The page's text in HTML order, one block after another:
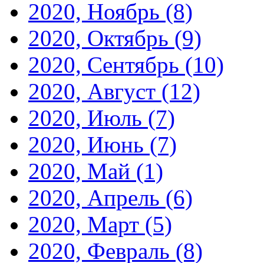
2020, Ноябрь (8)
2020, Октябрь (9)
2020, Сентябрь (10)
2020, Август (12)
2020, Июль (7)
2020, Июнь (7)
2020, Май (1)
2020, Апрель (6)
2020, Март (5)
2020, Февраль (8)